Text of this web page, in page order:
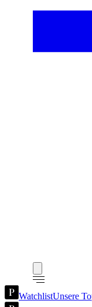
WatchlistUnsere